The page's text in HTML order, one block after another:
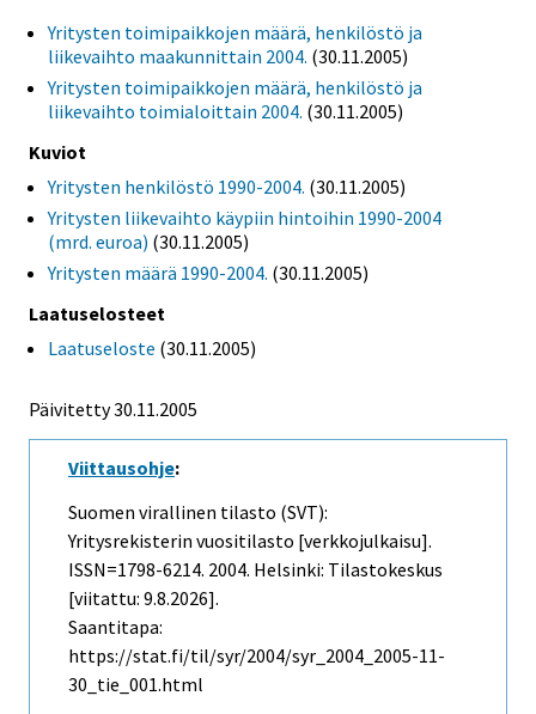
Yritysten toimipaikkojen määrä, henkilöstö ja
liikevaihto maakunnittain 2004. (30.11.2005)
Yritysten toimipaikkojen määrä, henkilöstö ja
liikevaihto toimialoittain 2004. (30.11.2005)
Kuviot
Yritysten henkilöstö 1990-2004. (30.11.2005)
Yritysten liikevaihto käypiin hintoihin 1990-2004
(mrd. euroa) (30.11.2005)
Yritysten määrä 1990-2004. (30.11.2005)
Laatuselosteet
Laatuseloste (30.11.2005)
Päivitetty30.11.2005
Viittausohje:
Suomen virallinen tilasto (SVT):
Yritysrekisterin vuositilasto [verkkojulkaisu].
ISSN=1798-6214. 2004. Helsinki: Tilastokeskus
[viitattu: 9.8.2026].
Saantitapa:
https://stat.fi/til/syr/2004/syr_2004_2005-11-
30_tie_001.html